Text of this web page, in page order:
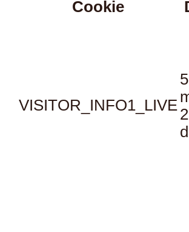
Cookie
VISITOR_INFO1_LIVE
5